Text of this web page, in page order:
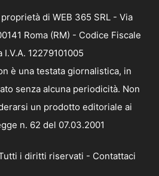
di WEB 365 SRL - Via
Roma (RM) - Codice Fiscale
I.V.A. 12279101005
è una testata giornalistica, in
senza alcuna periodicità. Non
un prodotto editoriale ai
n. 62 del 07.03.2001
i diritti riservati - Contattaci